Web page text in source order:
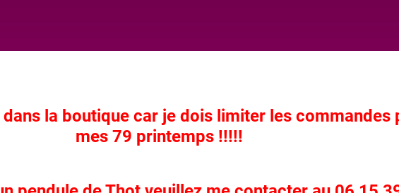
la boutique car je dois limiter les
mes 79 printemps !!!!!